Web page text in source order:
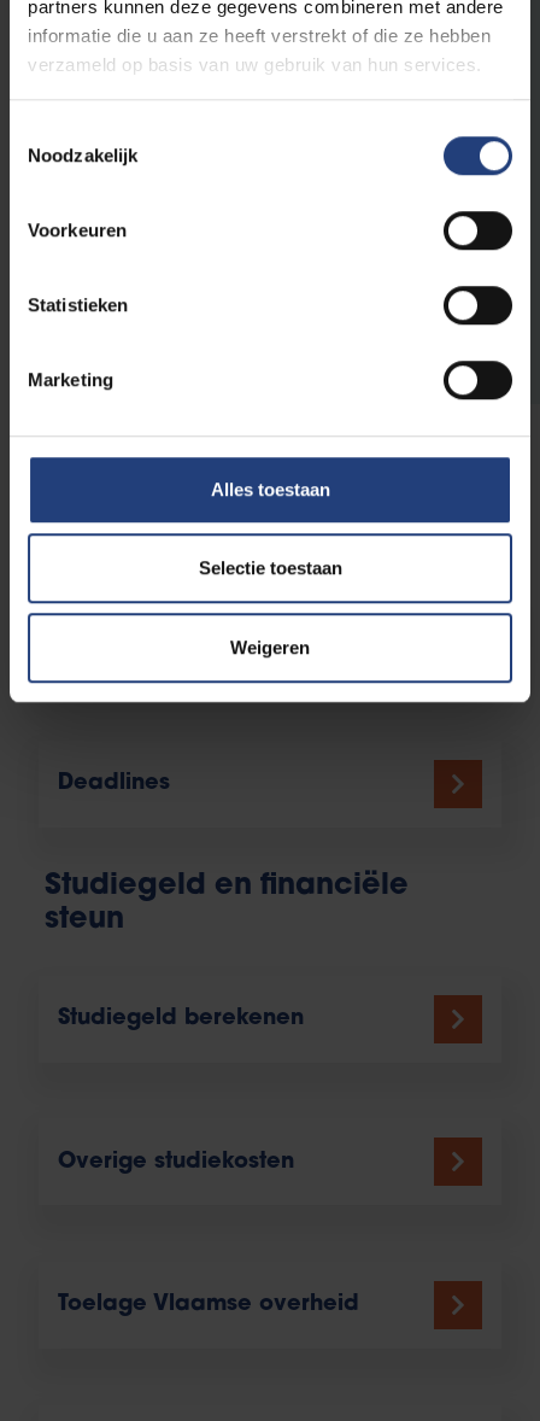
partners kunnen deze gegevens combineren met andere
informatie die u aan ze heeft verstrekt of die ze hebben
verzameld op basis van uw gebruik van hun services.
Noodzakelijk
Voorkeuren
Statistieken
Marketing
Alles toestaan
Selectie toestaan
Weigeren
verschillende stappen van het
inschrijvingsproces.
inschrijvingsprocedure?
gids om je in te schrijven en vind een
antwoord op de meestgestelde vragen.
Praktische info voor je
inschrijving
Deadlines
Studiegeld en financiële
steun
Studiegeld berekenen
Overige studiekosten
Toelage Vlaamse overheid